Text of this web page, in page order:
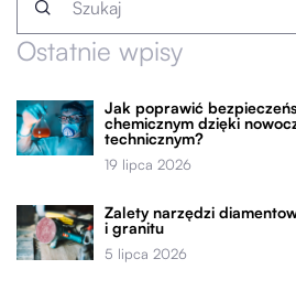
Ostatnie wpisy
Jak poprawić
chemicznym dzięki
technicznym?
19 lipca 2026
Zalety narzędzi
i granitu
5 lipca 2026